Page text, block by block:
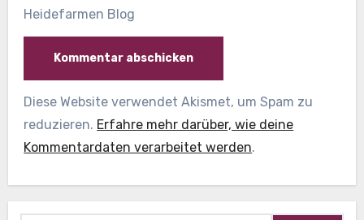
Heidefarmen Blog
Diese Website verwendet Akismet, um Spam zu
reduzieren. Erfahre mehr darüber, wie deine
Kommentardaten verarbeitet werden.